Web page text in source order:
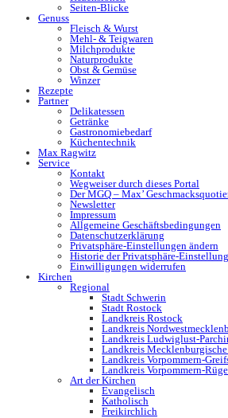
Seiten-Blicke
Genuss
Fleisch & Wurst
Mehl- & Teigwaren
Milchprodukte
Naturprodukte
Obst & Gemüse
Winzer
Rezepte
Partner
Delikatessen
Getränke
Gastronomiebedarf
Küchentechnik
Max Ragwitz
Service
Kontakt
Wegweiser durch dieses Portal
Der MGQ – Max’
Newsletter
Impressum
Allgemeine Geschäftsbedingungen
Datenschutzerklärung
Privatsphäre-Einstellungen ändern
Historie der Privatsphäre-
Einwilligungen widerrufen
Kirchen
Regional
Stadt Schwerin
Stadt Rostock
Landkreis Rostock
Landkreis
Landkreis Ludwiglust-
Landkreis
Landkreis Vorpommern-
Landkreis Vorpommern-
Art der Kirchen
Evangelisch
Katholisch
Freikirchlich